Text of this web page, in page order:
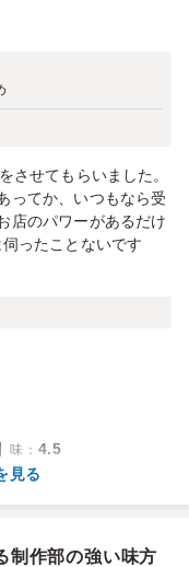
させてもらいました。
ってか、いつもなら受
店のパワーがあるだけ
ったことないです
味 ： 4.5
見る
制作部の強い味方